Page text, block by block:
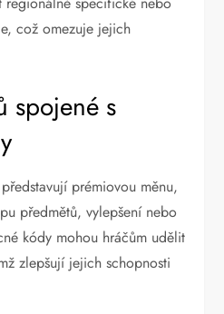
což omezuje jejich
spojené s
prémiovou měnu,
předmětů, vylepšení nebo
kódy mohou hráčům udělit
zlepšují jejich schopnosti